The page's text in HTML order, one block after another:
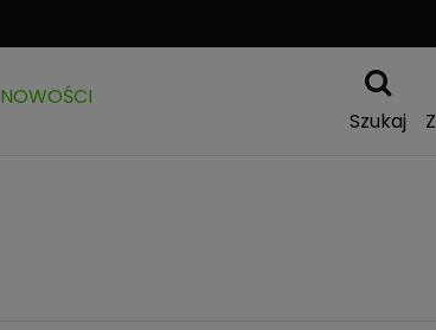
NOWOŚCI
Szukaj